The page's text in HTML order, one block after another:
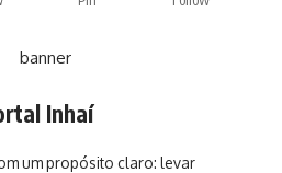
Inhaí
um propósito claro: levar